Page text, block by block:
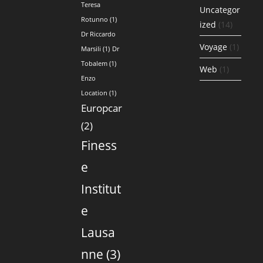
Teresa
Rotunno (1)
Dr Riccardo
Marsili (1) Dr
Tobalem (1)
Enzo
Location (1)
Europcar
(2)
Finess
e
Institut
e
Lausa
nne (3)
Uncategor
ized (14)
Voyage (1)
Web (1)